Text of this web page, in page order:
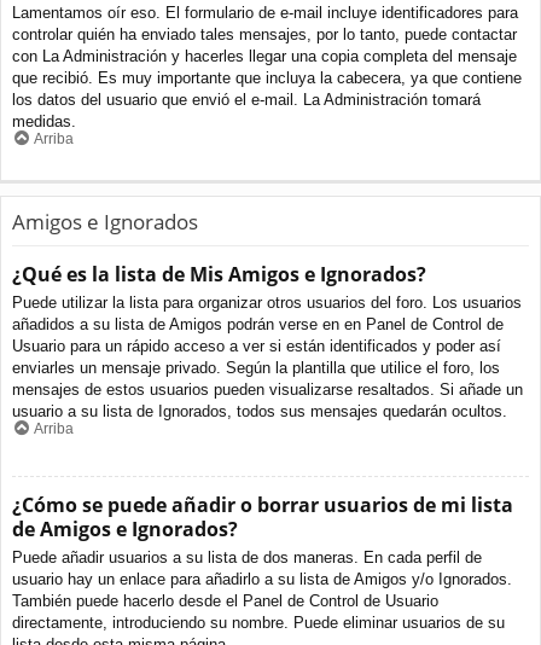
Lamentamos oír eso. El formulario de e-mail incluye identificadores para
controlar quién ha enviado tales mensajes, por lo tanto, puede contactar
con La Administración y hacerles llegar una copia completa del mensaje
que recibió. Es muy importante que incluya la cabecera, ya que contiene
los datos del usuario que envió el e-mail. La Administración tomará
medidas.
Arriba
Amigos e Ignorados
¿Qué es la lista de Mis Amigos e Ignorados?
Puede utilizar la lista para organizar otros usuarios del foro. Los usuarios
añadidos a su lista de Amigos podrán verse en en Panel de Control de
Usuario para un rápido acceso a ver si están identificados y poder así
enviarles un mensaje privado. Según la plantilla que utilice el foro, los
mensajes de estos usuarios pueden visualizarse resaltados. Si añade un
usuario a su lista de Ignorados, todos sus mensajes quedarán ocultos.
Arriba
¿Cómo se puede añadir o borrar usuarios de mi lista
de Amigos e Ignorados?
Puede añadir usuarios a su lista de dos maneras. En cada perfil de
usuario hay un enlace para añadirlo a su lista de Amigos y/o Ignorados.
También puede hacerlo desde el Panel de Control de Usuario
directamente, introduciendo su nombre. Puede eliminar usuarios de su